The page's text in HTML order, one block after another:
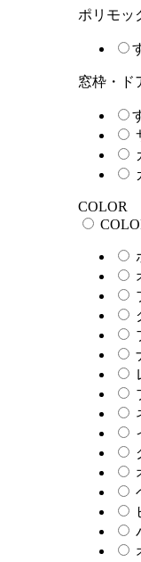
ポリモッ
窓枠・ド
COLOR